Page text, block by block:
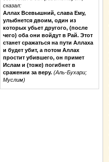
сказал:
Аллах Всевышний, слава Ему,
улыбнется двоим, один из
которых убьет другого, (после
чего) оба они войдут в Рай. Этот
станет сражаться на пути Аллаха
и будет убит, а потом Аллах
простит убившего, он примет
Ислам и (тоже) погибнет в
сражении за веру. (Аль-Бухари;
Муслим)